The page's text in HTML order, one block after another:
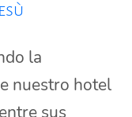
la
nuestro hotel
sus